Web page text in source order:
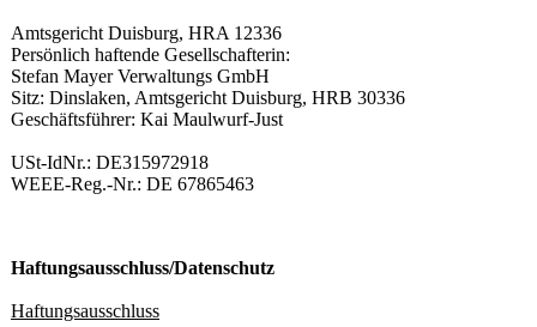
Amtsgericht Duisburg, HRA 12336
Persönlich haftende Gesellschafterin:
Stefan Mayer Verwaltungs GmbH
Sitz: Dinslaken, Amtsgericht Duisburg, HRB 30336
Geschäftsführer: Kai Maulwurf-Just
USt-IdNr.: DE315972918
WEEE-Reg.-Nr.: DE 67865463
Haftungsausschluss/Datenschutz
Haftungsausschluss